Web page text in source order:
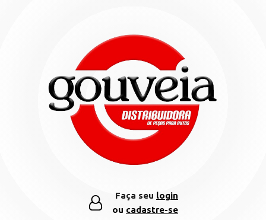
Faça seu login
ou cadastre-se